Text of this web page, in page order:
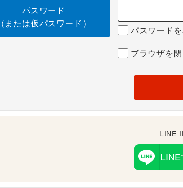
パスワード
（または仮パスワード）
パスワード
ブラウザを
LINE